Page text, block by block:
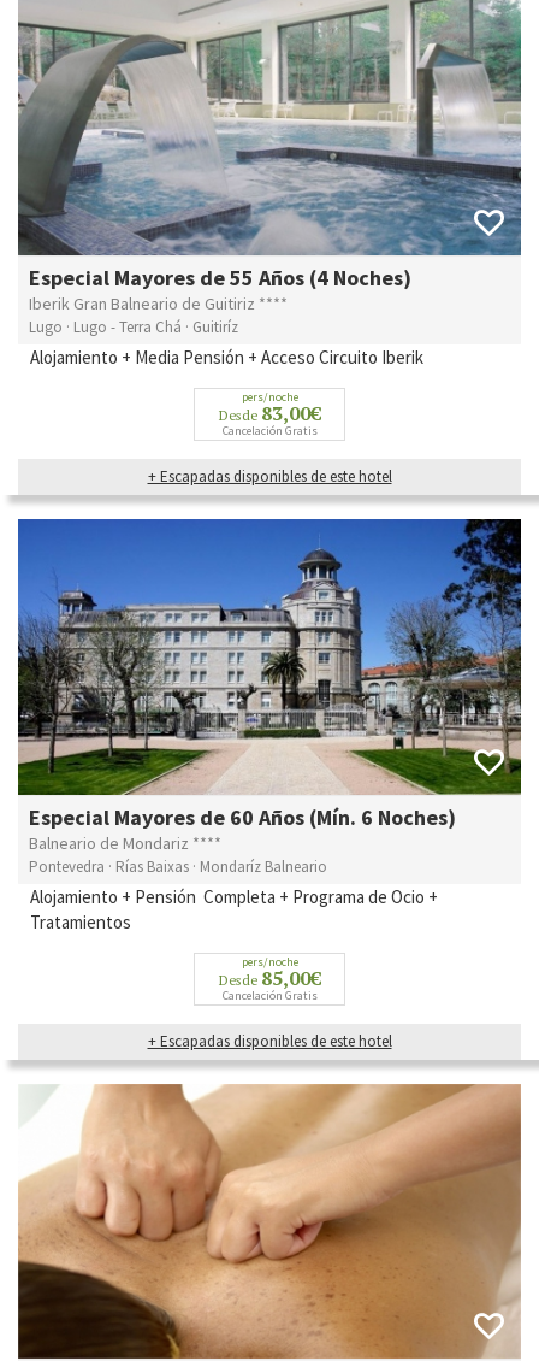
Especial Mayores de 55 Años (4 Noches)
Iberik Gran Balneario de Guitiriz ****
Lugo · Lugo - Terra Chá · Guitiríz
Alojamiento + Media Pensión + Acceso Circuito Iberik
pers/noche
Desde 83,00€
Cancelación Gratis
+ Escapadas disponibles de este hotel
Especial Mayores de 60 Años (Mín. 6 Noches)
Balneario de Mondariz ****
Pontevedra · Rías Baixas · Mondaríz Balneario
Alojamiento + Pensión Completa + Programa de Ocio +
Tratamientos
pers/noche
Desde 85,00€
Cancelación Gratis
+ Escapadas disponibles de este hotel